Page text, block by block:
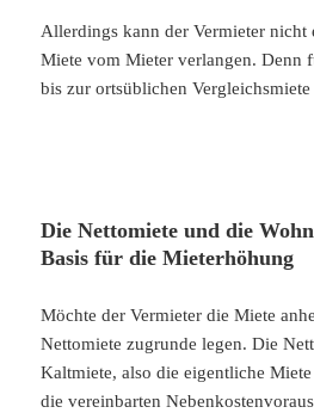
Allerdings kann der Vermieter nicht
Miete vom Mieter verlangen. Denn
bis zur ortsüblichen
Die Nettomiete und die
Basis für die Mieterhöhung
Möchte der Vermieter die Miete
Nettomiete zugrunde legen. Die
Kaltmiete, also die eigentliche
die vereinbarten